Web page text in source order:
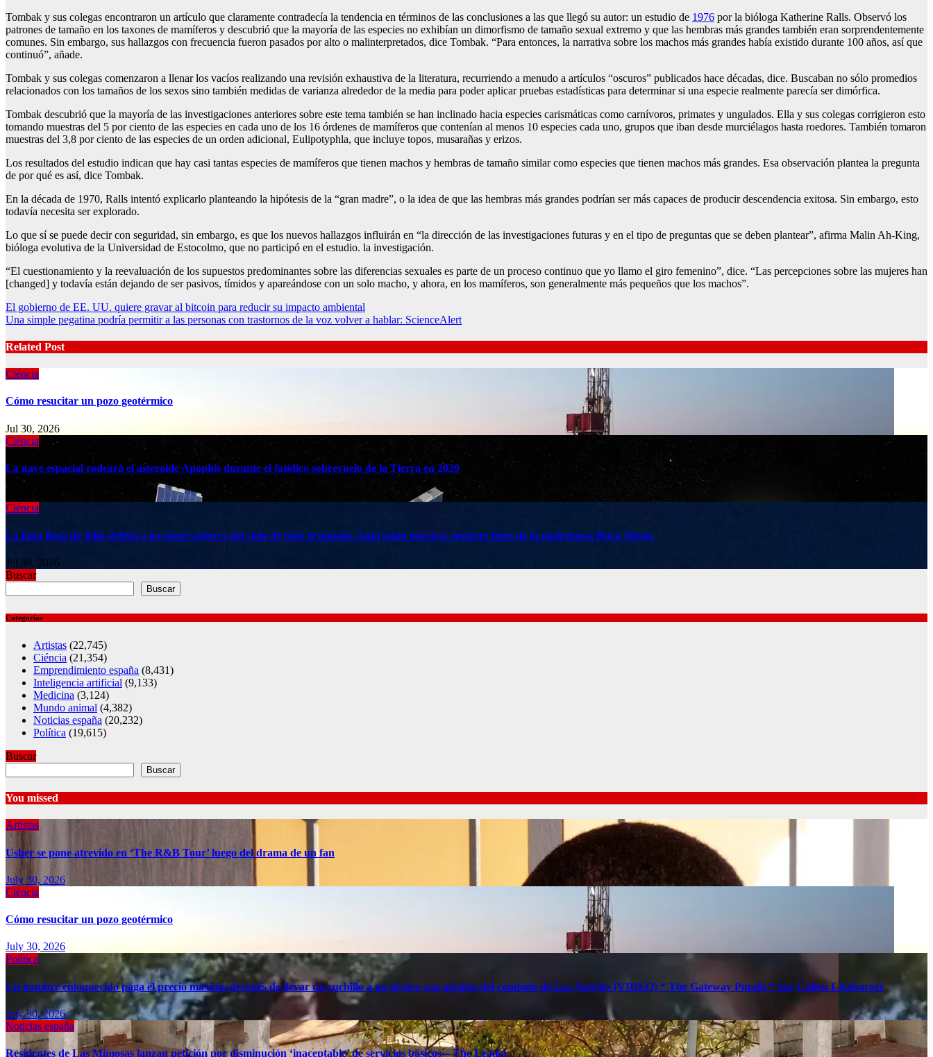
Tombak y sus colegas encontraron un artículo que claramente contradecía la tendencia en términos de las conclusiones a las que llegó su autor: un estudio de 1976 por la bióloga Katherine Ralls. Observó los
patrones de tamaño en los taxones de mamíferos y descubrió que la mayoría de las especies no exhibían un dimorfismo de tamaño sexual extremo y que las hembras más grandes también eran sorprendentemente
comunes. Sin embargo, sus hallazgos con frecuencia fueron pasados ​​por alto o malinterpretados, dice Tombak. “Para entonces, la narrativa sobre los machos más grandes había existido durante 100 años, así que
continuó”, añade.
Tombak y sus colegas comenzaron a llenar los vacíos realizando una revisión exhaustiva de la literatura, recurriendo a menudo a artículos “oscuros” publicados hace décadas, dice. Buscaban no sólo promedios
relacionados con los tamaños de los sexos sino también medidas de varianza alrededor de la media para poder aplicar pruebas estadísticas para determinar si una especie realmente parecía ser dimórfica.
Tombak descubrió que la mayoría de las investigaciones anteriores sobre este tema también se han inclinado hacia especies carismáticas como carnívoros, primates y ungulados. Ella y sus colegas corrigieron esto
tomando muestras del 5 por ciento de las especies en cada uno de los 16 órdenes de mamíferos que contenían al menos 10 especies cada uno, grupos que iban desde murciélagos hasta roedores. También tomaron
muestras del 3,8 por ciento de las especies de un orden adicional, Eulipotyphla, que incluye topos, musarañas y erizos.
Los resultados del estudio indican que hay casi tantas especies de mamíferos que tienen machos y hembras de tamaño similar como especies que tienen machos más grandes. Esa observación plantea la pregunta
de por qué es así, dice Tombak.
En la década de 1970, Ralls intentó explicarlo planteando la hipótesis de la “gran madre”, o la idea de que las hembras más grandes podrían ser más capaces de producir descendencia exitosa. Sin embargo, esto
todavía necesita ser explorado.
Lo que sí se puede decir con seguridad, sin embargo, es que los nuevos hallazgos influirán en “la dirección de las investigaciones futuras y en el tipo de preguntas que se deben plantear”, afirma Malin Ah-King,
bióloga evolutiva de la Universidad de Estocolmo, que no participó en el estudio. la investigación.
“El cuestionamiento y la reevaluación de los supuestos predominantes sobre las diferencias sexuales es parte de un proceso continuo que yo llamo el giro femenino”, dice. “Las percepciones sobre las mujeres han
[changed] y todavía están dejando de ser pasivos, tímidos y apareándose con un solo macho, y ahora, en los mamíferos, son generalmente más pequeños que los machos”.
Post
navigation
El gobierno de EE. UU. quiere gravar al bitcoin para reducir su impacto ambiental
Una simple pegatina podría permitir a las personas con trastornos de la voz volver a hablar: ScienceAlert
Related Post
Ciéncia
Cómo resucitar un pozo geotérmico
Jul 30, 2026
Ciéncia
La nave espacial rodeará el asteroide Apophis durante el fatídico sobrevuelo de la Tierra en 2029
Ciéncia
La luna llena de julio deleita a los observadores del cielo de todo el mundo. Aquí están nuestras mejores fotos de la majestuosa Buck Moon.
Jul 30, 2026
Buscar
Buscar
Categorías
Artistas (22,745)
Ciéncia (21,354)
Emprendimiento españa (8,431)
Inteligencia artificial (9,133)
Medicina (3,124)
Mundo animal (4,382)
Noticias españa (20,232)
Política (19,615)
Buscar
Buscar
You missed
Artistas
Usher se pone atrevido en ‘The R&B Tour’ luego del drama de un fan
July 30, 2026
Ciéncia
Cómo resucitar un pozo geotérmico
July 30, 2026
Política
Un hombre enloquecido paga el precio máximo después de llevar un cuchillo a un tiroteo con agentes del condado de Los Ángeles (VIDEO) * The Gateway Pundit * por Cullen Linebarger
July 30, 2026
Noticias españa
Residentes de Las Mimosas lanzan petición por disminución ‘inaceptable’ de servicios básicos – The Leader